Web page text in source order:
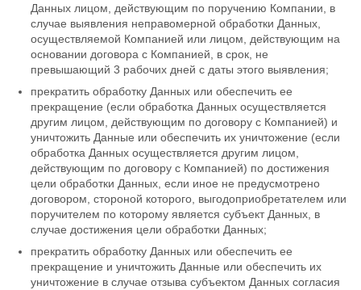
Данных лицом, действующим по поручению Компании, в
случае выявления неправомерной обработки Данных,
осуществляемой Компанией или лицом, действующим на
основании договора с Компанией, в срок, не
превышающий 3 рабочих дней с даты этого выявления;
прекратить обработку Данных или обеспечить ее
прекращение (если обработка Данных осуществляется
другим лицом, действующим по договору с Компанией) и
уничтожить Данные или обеспечить их уничтожение (если
обработка Данных осуществляется другим лицом,
действующим по договору с Компанией) по достижения
цели обработки Данных, если иное не предусмотрено
договором, стороной которого, выгодоприобретателем или
поручителем по которому является субъект Данных, в
случае достижения цели обработки Данных;
прекратить обработку Данных или обеспечить ее
прекращение и уничтожить Данные или обеспечить их
уничтожение в случае отзыва субъектом Данных согласия